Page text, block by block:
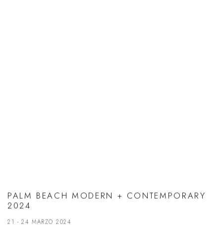
PALM BEACH MODERN + CONTEMPORARY
2024
21 - 24 MARZO 2024